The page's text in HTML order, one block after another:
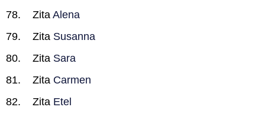
Zita Alena
Zita Susanna
Zita Sara
Zita Carmen
Zita Etel